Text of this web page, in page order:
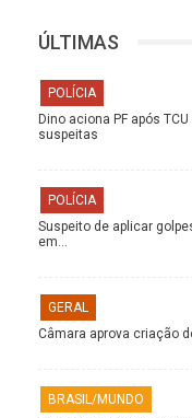
ÚLTIMAS
POLÍCIA
Dino aciona PF após
suspeitas
POLÍCIA
Suspeito de aplicar
em…
GERAL
Câmara aprova criação
BRASIL/MUNDO